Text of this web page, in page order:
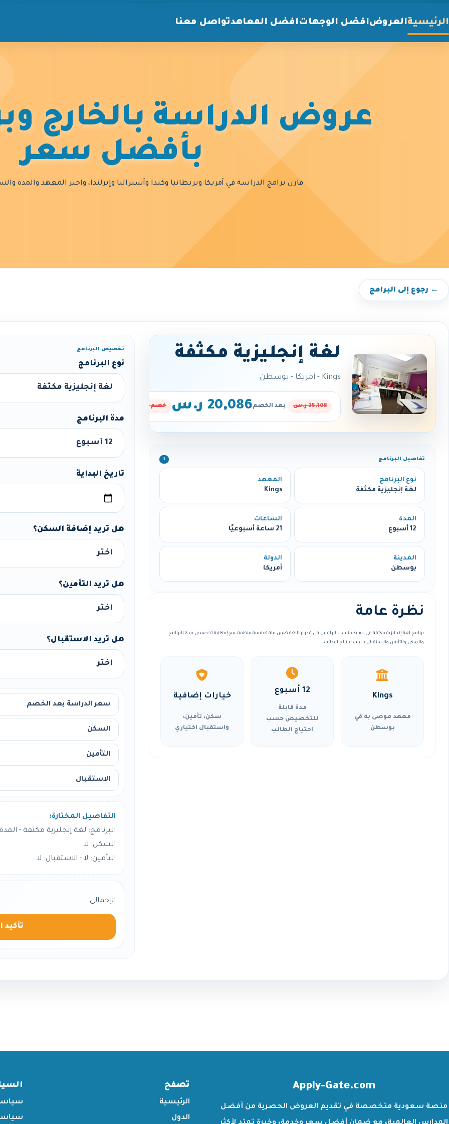
الرئيسيةالعروضافضل الوجهاتافضل المعاهدتواصل معنا
عروض الدراسة بالخارج
بأفضل سعر
قارن برامج الدراسة في أمريكا وبريطانيا وكندا وأستراليا وإيرلندا، واختر المعهد والمدة
← رجوع إلى البرامج
لغة إنجليزية مكثفة
Kings - أمريكا - بوسطن
25,108 ر.س بعد الخصم20,086 ر.س خصم 20%
تفاصيل البرنامج ℹ️
نوع البرنامج
لغة إنجليزية مكثفة
المعهد
Kings
المدة
12 أسبوع
الساعات
21 ساعة أسبوعيًا
المدينة
بوسطن
الدولة
أمريكا
نظرة عامة
برنامج لغة إنجليزية مكثفة في Kings مناسب للراغبين في تطوير اللغة ضمن بيئة تعليمية منظمة، مع إمكانية تخصيص مدة البرنامج
والسكن والتأمين والاستقبال حسب احتياج الطالب.
Kings
معهد موصى به في
بوسطن
12 أسبوع
مدة قابلة
للتخصيص حسب
احتياج الطالب
خيارات إضافية
سكن، تأمين،
واستقبال اختياري
تخصيص البرنامج
نوع البرنامج
مدة البرنامج
تاريخ البداية
هل تريد إضافة السكن؟
هل تريد التأمين؟
هل تريد الاستقبال؟
سعر الدراسة بعد الخصم
السكن
التأمين
الاستقبال
التفاصيل المختارة:
البرنامج: لغة إنجليزية مكثفة - المدة: 12
السكن: لا
التأمين: لا - الاستقبال: لا
الإجمالي
تأكيد
Apply-Gate.com
منصة سعودية متخصصة في تقديم العروض الحصرية من أفضل
تصفح
الرئيسية
الدول